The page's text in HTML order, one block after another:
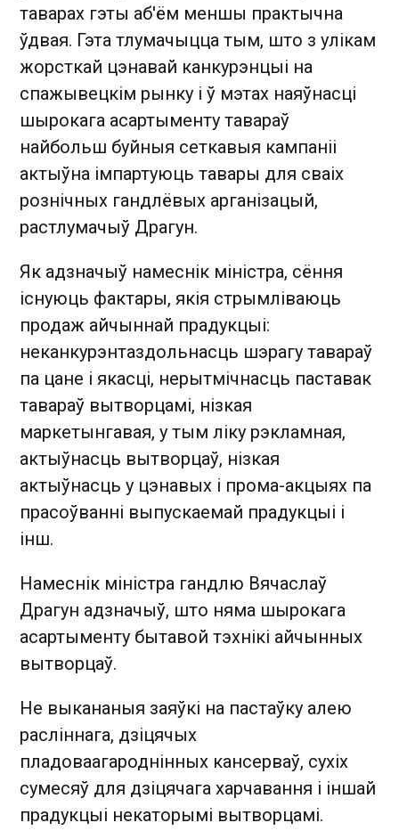
таварах гэты аб'ём меншы практычна
ўдвая. Гэта тлумачыцца тым, што з улікам
жорсткай цэнавай канкурэнцыі на
спажывецкім рынку і ў мэтах наяўнасці
шырокага асартыменту тавараў
найбольш буйныя сеткавыя кампаніі
актыўна імпартуюць тавары для сваіх
рознічных гандлёвых арганізацый,
растлумачыў Драгун.
Як адзначыў намеснік міністра, сёння
існуюць фактары, якія стрымліваюць
продаж айчыннай прадукцыі:
неканкурэнтаздольнасць шэрагу тавараў
па цане і якасці, нерытмічнасць паставак
тавараў вытворцамі, нізкая
маркетынгавая, у тым ліку рэкламная,
актыўнасць вытворцаў, нізкая
актыўнасць у цэнавых і прома-акцыях па
прасоўванні выпускаемай прадукцыі і
інш.
Намеснік міністра гандлю Вячаслаў
Драгун адзначыў, што няма шырокага
асартыменту бытавой тэхнікі айчынных
вытворцаў.
Не выкананыя заяўкі на пастаўку алею
расліннага, дзіцячых
пладоваагароднінных кансерваў, сухіх
сумесяў для дзіцячага харчавання і іншай
прадукцыі некаторымі вытворцамі.